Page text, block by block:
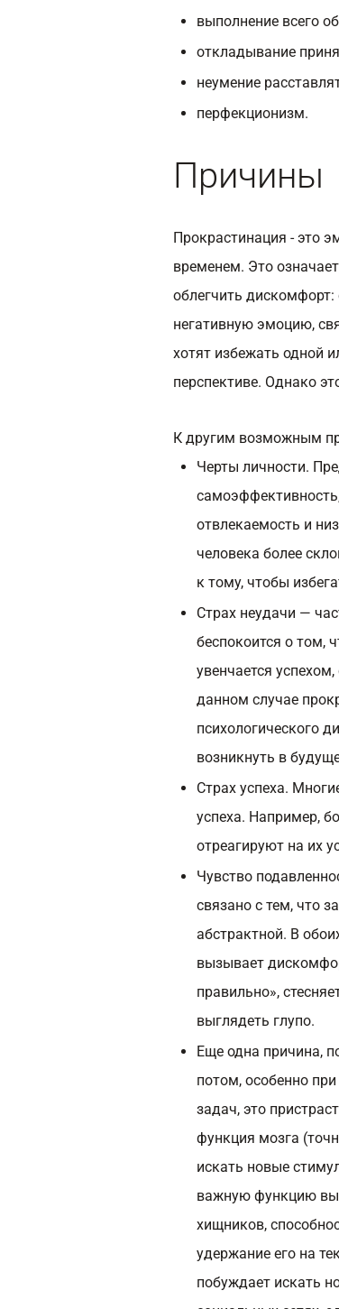
выполнение всего
откладывание
неумение
перфекционизм.
Причины
Прокрастинация - это
временем. Это
облегчить дискомфорт:
негативную эмоцию,
хотят избежать одной
перспективе. Однако
К другим возможным
Черты личности.
отвлекаемость и
человека более
к тому, чтобы
Страх неудачи —
беспокоится о том,
увенчается
данном случае
психологического
возникнуть в
Страх успеха.
успеха. Например,
отреагируют на их
Чувство
связано с тем, что
абстрактной. В
вызывает
правильно»,
выглядеть глупо.
Еще одна причина,
потом, особенно
задач, это
функция мозга
искать новые
важную функцию
хищников,
удержание его на
побуждает искать